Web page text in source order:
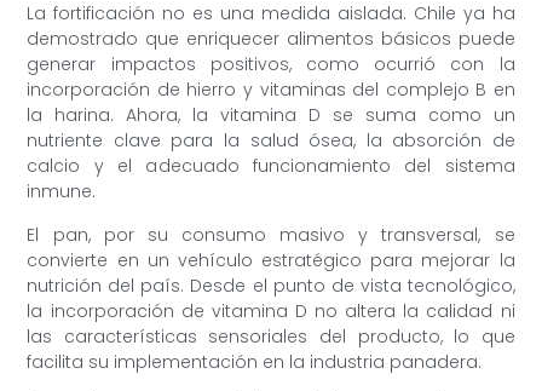
La fortificación no es una medida aislada. Chile ya ha
demostrado que enriquecer alimentos básicos puede
generar impactos positivos, como ocurrió con la
incorporación de hierro y vitaminas del complejo B en
la harina. Ahora, la vitamina D se suma como un
nutriente clave para la salud ósea, la absorción de
calcio y el adecuado funcionamiento del sistema
inmune.
El pan, por su consumo masivo y transversal, se
convierte en un vehículo estratégico para mejorar la
nutrición del país. Desde el punto de vista tecnológico,
la incorporación de vitamina D no altera la calidad ni
las características sensoriales del producto, lo que
facilita su implementación en la industria panadera.